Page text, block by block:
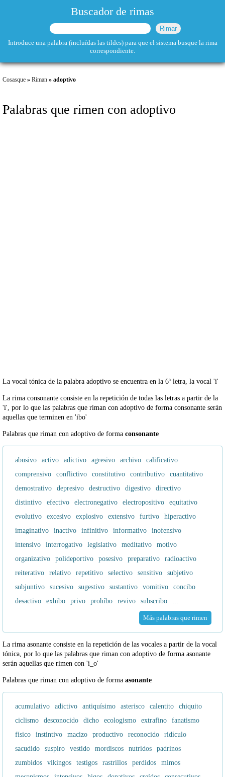
Buscador de rimas
Introduce una palabra (incluídas las tildes) para que el sistema busque la rima
correspondiente.
Cosasque » Riman » adoptivo
Palabras que rimen con adoptivo
La vocal tónica de la palabra adoptivo se encuentra en la 6ª letra, la vocal 'i'
La rima consonante consiste en la repetición de todas las letras a partir de la
'i', por lo que las palabras que riman con adoptivo de forma consonante serán
aquellas que terminen en 'ibo'
Palabras que riman con adoptivo de forma consonante
abusivo activo adictivo agresivo archivo
calificativo
comprensivo
conflictivo constitutivo contributivo
cuantitativo
demostrativo
depresivo destructivo digestivo
directivo
distintivo
efectivo electronegativo electropositivo
equitativo
evolutivo
excesivo explosivo extensivo furtivo
hiperactivo
imaginativo
inactivo infinitivo informativo
inofensivo
intensivo
interrogativo legislativo meditativo
motivo
organizativo
polideportivo posesivo preparativo
radioactivo
reiterativo
relativo repetitivo selectivo sensitivo
subjetivo
subjuntivo
sucesivo sugestivo sustantivo vomitivo
concibo
desactivo
exhibo privo prohíbo revivo subscribo ...
Más palabras que rimen
La rima asonante consiste en la repetición de las vocales a partir de la vocal
tónica, por lo que las palabras que riman con adoptivo de forma asonante
serán aquellas que rimen con 'i_o'
Palabras que riman con adoptivo de forma asonante
acumulativo adictivo antiquísimo asterisco calentito
chiquito
ciclismo
desconocido dicho ecologismo extrafino
fanatismo
físico
instintivo macizo productivo reconocido
ridículo
sacudido
suspiro vestido mordiscos nutridos
padrinos
zumbidos
vikingos testigos rastrillos perdidos
mimos